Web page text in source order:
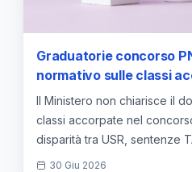
Graduatorie concorso
normativo sulle classi
disparità regionali
Il Ministero non chiarisce il
classi accorpate nel
disparità tra USR, sentenze
30 Giu 2026